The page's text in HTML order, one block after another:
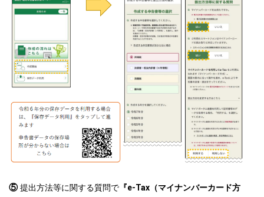
⑤提出方法等に関する質問で 『e-Tax（マイナンバーカード方